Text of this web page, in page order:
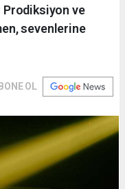
ve
sevenlerine
OL